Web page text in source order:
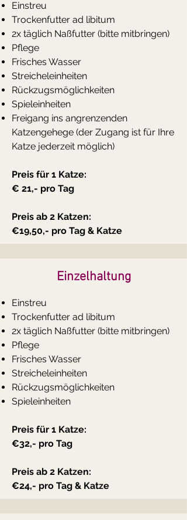
​Einstreu
Trockenfutter ad libitum
2x täglich Naßfutter (bitte mitbringen)
Pflege
Frisches Wasser
Streicheleinheiten
Rückzugsmöglichkeiten
Spieleinheiten
Freigang ins angrenzenden
Katzengehege (der Zugang ist für Ihre
Katze jederzeit möglich)
Preis für 1 Katze:
€ 21,- pro Tag
Preis ab 2 Katzen:
€19,50,- pro Tag & Katze
Einzelhaltung
Einstreu
Trockenfutter ad libitum
2x täglich Naßfutter (bitte mitbringen)
Pflege
Frisches Wasser
Streicheleinheiten
Rückzugsmöglichkeiten
Spieleinheiten
Preis für 1 Katze:
€32,- pro Tag
Preis ab 2 Katzen:
€24,- pro Tag & Katze